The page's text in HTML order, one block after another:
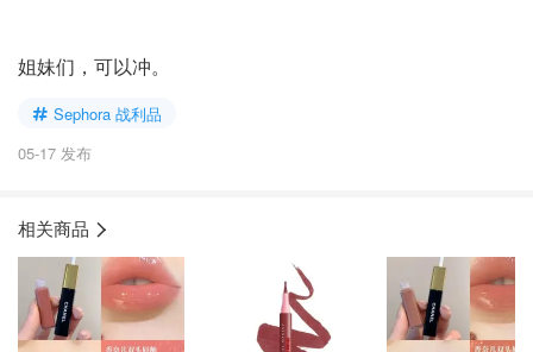
姐妹们，可以冲。
Sephora 战利品
05-17 发布
相关商品